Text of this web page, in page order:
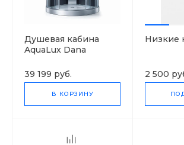
Душевая кабина
AquaLux Dana
39 199 руб.
В КОРЗИНУ
Низкие
2 500